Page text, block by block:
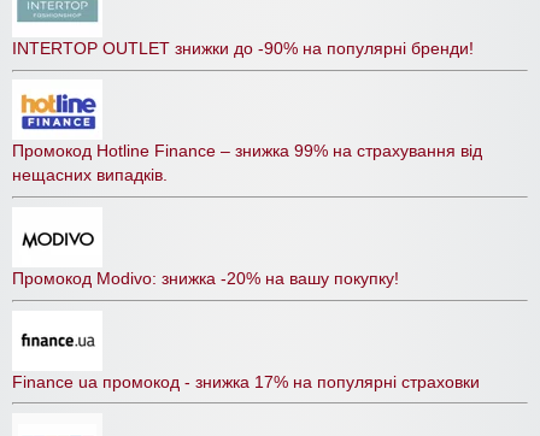
INTERTOP OUTLET знижки до -90% на популярні бренди!
Промокод Hotline Finance – знижка 99% на страхування від
нещасних випадків.
Промокод Modivo: знижка -20% на вашу покупку!
Finance ua промокод - знижка 17% на популярні страховки